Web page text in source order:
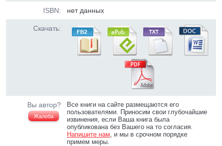
ISBN: нет данных
Скачать:
Вы автор?
Жалоба
Все книги на сайте размещаются его
пользователями. Приносим свои глубочайшие
извинения, если Ваша книга была
опубликована без Вашего на то согласия.
Напишите нам, и мы в срочном порядке
примем меры.